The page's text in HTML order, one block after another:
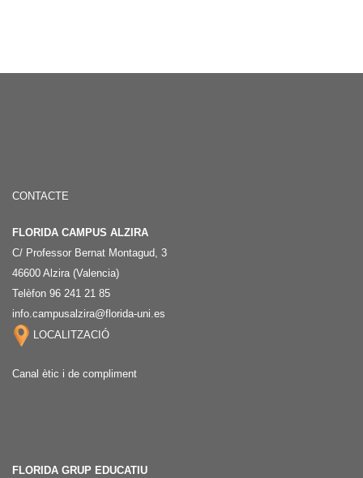
CONTACTE
FLORIDA CAMPUS ALZIRA
C/ Professor Bernat Montagud, 3
46600 Alzira (Valencia)
Telèfon 96 241 21 85
info.campusalzira@florida-uni.es
LOCALITZACIÓ
Canal ètic i de compliment
FLORIDA GRUP EDUCATIU